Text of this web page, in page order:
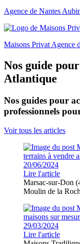
Agence de Nantes
Maisons Privat Agence
Nos guide
Atlantique
Nos guides pour
professionnels
Voir tous les articles
20/06/2024
Lire l'article
Marsac-sur-Don
Moulin de la
29/03/2024
Lire l'article